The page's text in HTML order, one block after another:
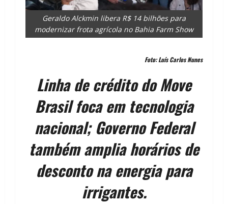
Geraldo Alckmin libera R$ 14 bilhões para
modernizar frota agrícola no Bahia Farm Show
Foto: Luís Carlos Nunes
Linha de crédito do Move
Brasil foca em tecnologia
nacional; Governo Federal
também amplia horários de
desconto na energia para
irrigantes.